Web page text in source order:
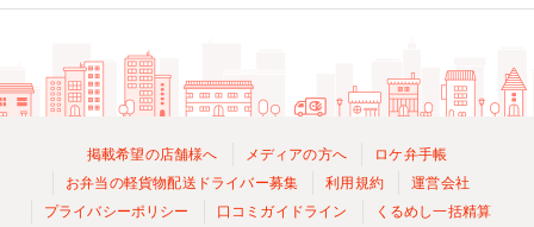
掲載希望の店舗様へ メディアの方へ
ロケ弁手帳
お弁当の軽貨物配送ドライバー募集
利用規約
運営会社
プライバシーポリシー
口コミガイドライン くるめし一括精算